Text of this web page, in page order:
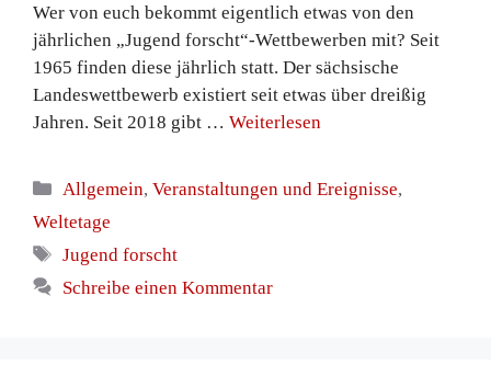
Wer von euch bekommt eigentlich etwas von den
jährlichen „Jugend forscht“-Wettbewerben mit? Seit
1965 finden diese jährlich statt. Der sächsische
Landeswettbewerb existiert seit etwas über dreißig
Jahren. Seit 2018 gibt … Weiterlesen
Kategorien
Allgemein,Veranstaltungen und Ereignisse,
Weltetage
Schlagwörter
Jugend forscht
Schreibe einen Kommentar